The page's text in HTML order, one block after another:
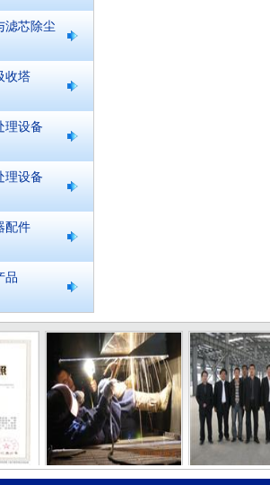
滤芯除尘
收塔
理设备
理设备
配件
品